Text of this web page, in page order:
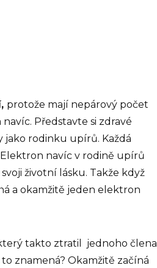
protože mají nepárový počet
Představte si zdravé
rodinku upírů. Každá
navíc v rodině upírů
životní lásku. Takže když
a okamžitě jeden elektron
takto ztratil
jednoho člena
to znamená? Okamžitě začíná